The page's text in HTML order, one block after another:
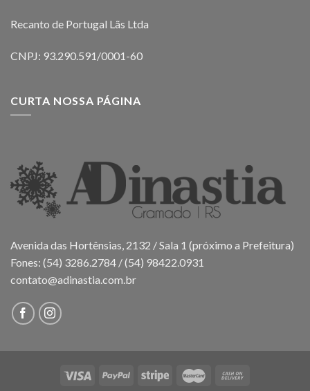
Recanto de Portugal Lãs Ltda
CNPJ: 93.290.591/0001-60
CURTA NOSSA PÁGINA
Avenida das Hortênsias, 2132 / Sala 1 (próximo a Prefeitura)
Fones: (54) 3286.2784 / (54) 98422.0931
contato@adinastia.com.br